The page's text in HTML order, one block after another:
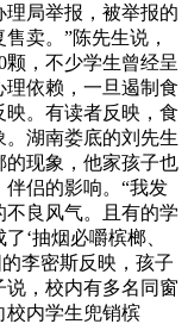
局举报，被举报的
卖。”陈先生说，
，不少学生曾经呈
依赖，一旦遏制食
映。有读者反映，食
。湖南娄底的刘先生
的现象，他家孩子也
侣的影响。“我发
良风气。且有的学
‘抽烟必嚼槟榔、
李密斯反映，孩子
，校内有多名同窗
校内学生兜销槟